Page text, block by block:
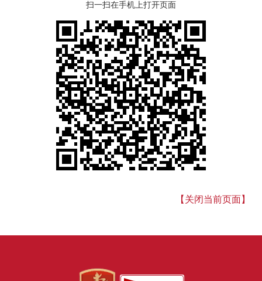
扫一扫在手机上打开页面
【关闭当前页面】